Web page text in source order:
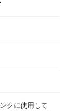
クに使用して